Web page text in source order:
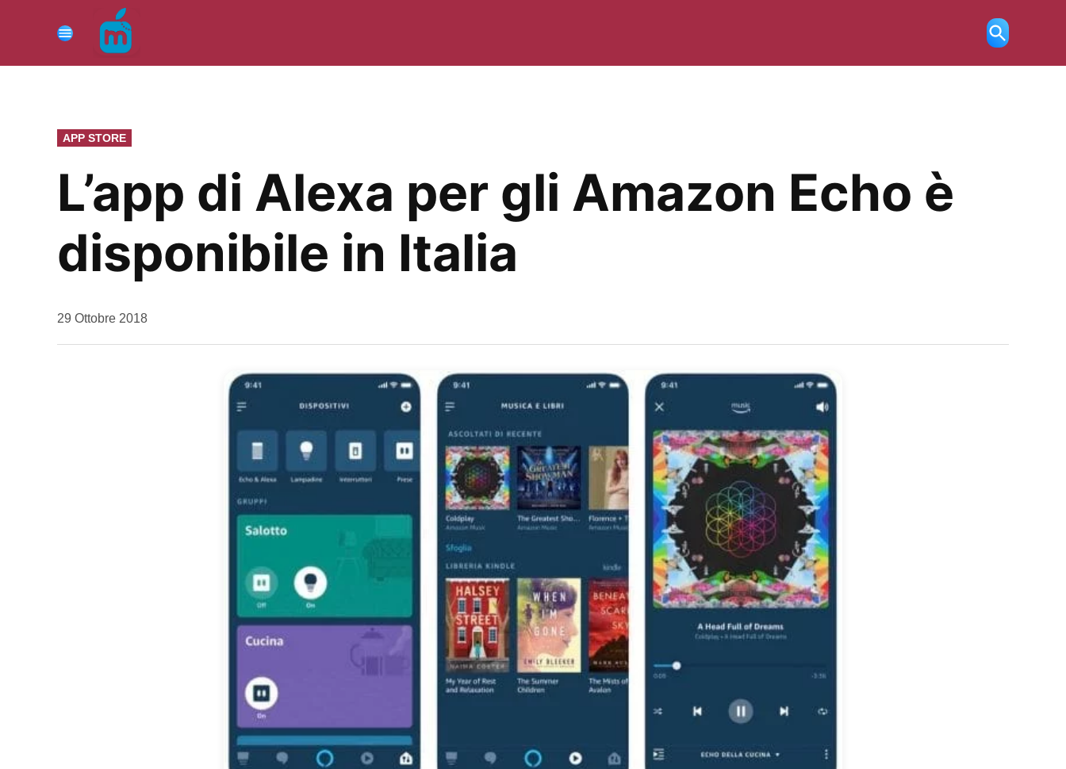
contenuto
Menu
Ricerca
aperta
PUBBLICATO
IN
APP STORE
L’app di Alexa per gli Amazon Echo è
disponibile in Italia
da
29 Ottobre 2018